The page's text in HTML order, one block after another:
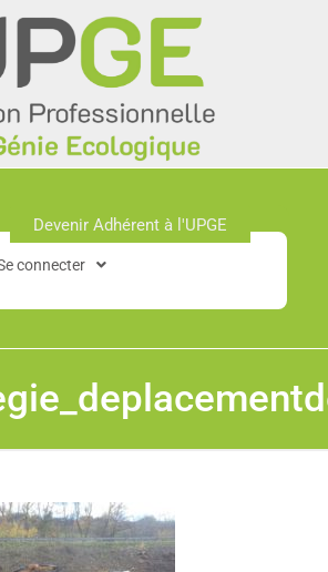
Devenir Adhérent à l'UPGE​
connecter